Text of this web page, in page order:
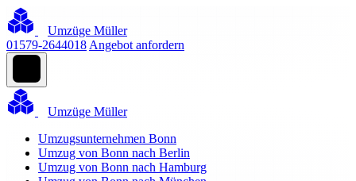
Umzüge Müller
01579-2644018 Angebot anfordern
Umzüge Müller
Umzugsunternehmen Bonn
Umzug von Bonn nach Berlin
Umzug von Bonn nach Hamburg